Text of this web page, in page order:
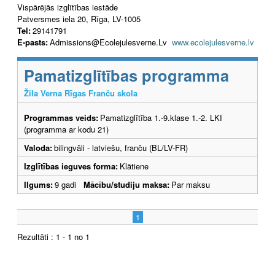
Vispārējās izglītības iestāde
Patversmes iela 20, Rīga, LV-1005
Tel:29141791
E-pasts:Admissions@Ecolejulesverne.Lv www.ecolejulesverne.lv
Pamatizglītības programma
Žila Verna Rīgas Franču skola
Programmas veids: Pamatizglītība 1.-9.klase 1.-2. LKI
(programma ar kodu 21)
Valoda:bilingvāli - latviešu, franču (BL/LV-FR)
Izglītības ieguves forma: Klātiene
Ilgums:9 gadi Mācību/studiju maksa: Par maksu
1
Rezultāti : 1 - 1 no 1